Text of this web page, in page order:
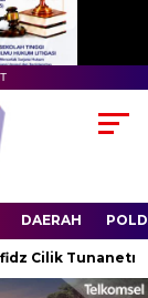
DAERAH
Tunanetra